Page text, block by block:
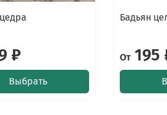
₽
Выбрать
Бадьян
От195